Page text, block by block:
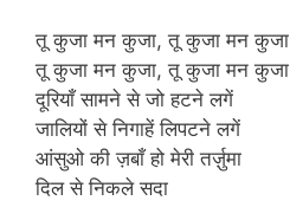
तू कुजा मन कुजा, तू कुजा मन कुजा
तू कुजा मन कुजा, तू कुजा मन कुजा
दूरियाँ सामने से जो हटने लगें
जालियों से निगाहें लिपटने लगें
आंसुओ की ज़बाँ हो मेरी तर्ज़ुमा
दिल से निकले सदा